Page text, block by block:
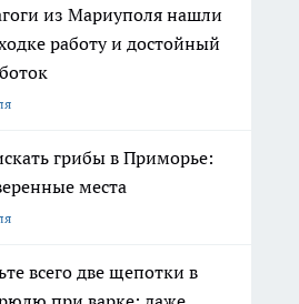
из Мариуполя нашли
работу и достойный
грибы в Приморье:
места
всего две щепотки в